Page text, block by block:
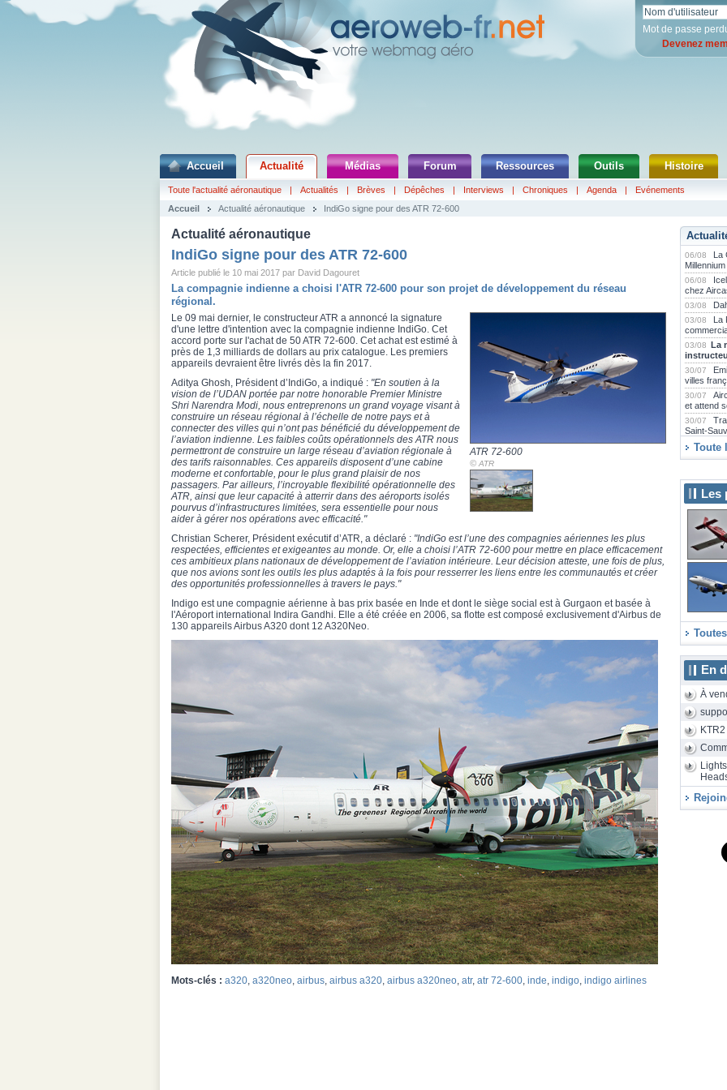
Mot de passe
Devenez
Accueil Actualité Médias Forum Ressources Outils Histoire
Toute l'actualité aéronautique | Actualités | Brèves | Dépêches | Interviews | Chroniques | Agenda |
Evénements
Accueil
Actualité aéronautique IndiGo signe pour des ATR 72-600
Actualité aéronautique
IndiGo signe pour des ATR 72-600
Article publié le 10 mai 2017 par David Dagouret
La compagnie indienne a choisi l'ATR 72-600 pour son projet de développement du réseau
régional.
ATR 72-600
© ATR
Le 09 mai dernier, le constructeur ATR a annoncé la signature
d'une lettre d'intention avec la compagnie indienne IndiGo. Cet
accord porte sur l'achat de 50 ATR 72-600. Cet achat est estimé à
près de 1,3 milliards de dollars au prix catalogue. Les premiers
appareils devraient être livrés dès la fin 2017.
Aditya Ghosh, Président d’IndiGo, a indiqué : "En soutien à la
vision de l’UDAN portée par notre honorable Premier Ministre
Shri Narendra Modi, nous entreprenons un grand voyage visant à
construire un réseau régional à l’échelle de notre pays et à
connecter des villes qui n’ont pas bénéficié du développement de
l’aviation indienne. Les faibles coûts opérationnels des ATR nous
permettront de construire un large réseau d’aviation régionale à
des tarifs raisonnables. Ces appareils disposent d’une cabine
moderne et confortable, pour le plus grand plaisir de nos
passagers. Par ailleurs, l’incroyable flexibilité opérationnelle des
ATR, ainsi que leur capacité à atterrir dans des aéroports isolés
pourvus d’infrastructures limitées, sera essentielle pour nous
aider à gérer nos opérations avec efficacité."
Christian Scherer, Président exécutif d’ATR, a déclaré : "IndiGo est l’une des compagnies aériennes les plus
respectées, efficientes et exigeantes au monde. Or, elle a choisi l’ATR 72-600 pour mettre en place efficacement
ces ambitieux plans nationaux de développement de l’aviation intérieure. Leur décision atteste, une fois de plus,
que nos avions sont les outils les plus adaptés à la fois pour resserrer les liens entre les communautés et créer
des opportunités professionnelles à travers le pays."
Indigo est une compagnie aérienne à bas prix basée en Inde et dont le siège social est à Gurgaon et basée à
l'Aéroport international Indira Gandhi. Elle a été créée en 2006, sa flotte est composé exclusivement d'Airbus de
130 appareils Airbus A320 dont 12 A320Neo.
Mots-clés : a320, a320neo, airbus, airbus a320, airbus a320neo, atr, atr 72-600, inde, indigo, indigo airlines
06/08
La
Millennium
06/08
chez
03/08
03/08
La
03/08 La
30/07
villes
30/07
et attend
30/07
Saint-
30/07
collection
29/07 La
2000D
29/07
Praetor
29/07
E175 neuf
29/07 Air
28/07 Le
Aeroscopia
28/07 Le
Sunrise
de 24
28/07
28/07
cet hiver
28/07
Toute
Les
En
À
KTR2